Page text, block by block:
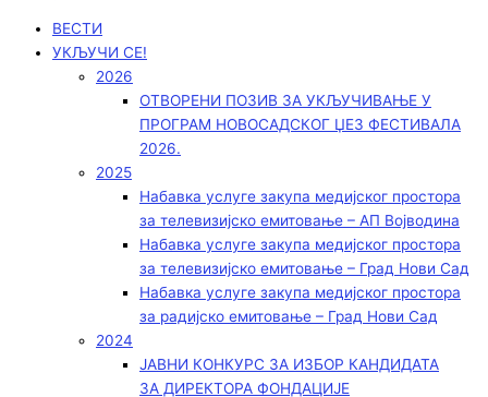
ВЕСТИ
УКЉУЧИ СЕ!
2026
ОТВОРЕНИ ПОЗИВ ЗА УКЉУЧИВАЊЕ У
ПРОГРАМ НОВОСАДСКОГ ЏЕЗ ФЕСТИВАЛА
2026.
2025
Набавка услуге закупа медијског простора
за телевизијско емитовање – АП Војводинa
Набавка услуге закупа медијског простора
за телевизијско емитовање – Град Нови Сад
Набавка услуге закупа медијског простора
за радијско емитовање – Град Нови Сад
2024
ЈАВНИ КОНКУРС ЗА ИЗБОР КАНДИДАТА
ЗА ДИРЕКТОРА ФОНДАЦИЈЕ